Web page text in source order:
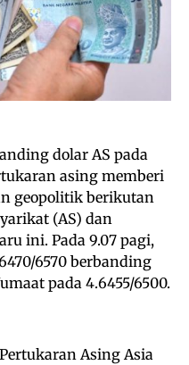
dolar AS pada
asing memberi
geopolitik berikutan
(AS) dan
ini. Pada 9.07 pagi,
6570 berbanding
pada 4.6455/6500.
Asing Asia